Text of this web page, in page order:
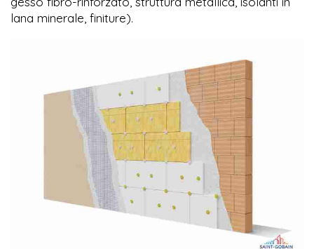
lana minerale, finiture).